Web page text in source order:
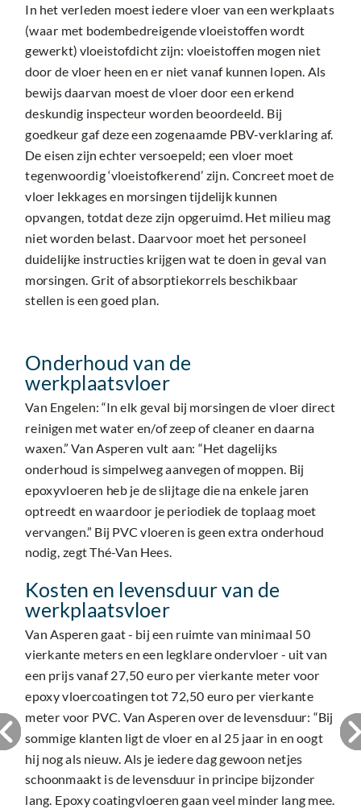
In het verleden moest iedere vloer van een werkplaats
(waar met bodembedreigende vloeistoffen wordt
gewerkt) vloeistofdicht zijn: vloeistoffen mogen niet
door de vloer heen en er niet vanaf kunnen lopen. Als
bewijs daarvan moest de vloer door een erkend
deskundig inspecteur worden beoordeeld. Bij
goedkeur gaf deze een zogenaamde PBV-verklaring af.
De eisen zijn echter versoepeld; een vloer moet
tegenwoordig ‘vloeistofkerend’ zijn. Concreet moet de
vloer lekkages en morsingen tijdelijk kunnen
opvangen, totdat deze zijn opgeruimd. Het milieu mag
niet worden belast. Daarvoor moet het personeel
duidelijke instructies krijgen wat te doen in geval van
morsingen. Grit of absorptiekorrels beschikbaar
stellen is een goed plan.
Onderhoud van de
werkplaatsvloer
Van Engelen: “In elk geval bij morsingen de vloer direct
reinigen met water en/of zeep of cleaner en daarna
waxen.” Van Asperen vult aan: “Het dagelijks
onderhoud is simpelweg aanvegen of moppen. Bij
epoxyvloeren heb je de slijtage die na enkele jaren
optreedt en waardoor je periodiek de toplaag moet
vervangen.” Bij PVC vloeren is geen extra onderhoud
nodig, zegt Thé-Van Hees.
Kosten en levensduur van de
werkplaatsvloer
Van Asperen gaat - bij een ruimte van minimaal 50
vierkante meters en een legklare ondervloer - uit van
een prijs vanaf 27,50 euro per vierkante meter voor
epoxy vloercoatingen tot 72,50 euro per vierkante
meter voor PVC. Van Asperen over de levensduur: “Bij
sommige klanten ligt de vloer en al 25 jaar in en oogt
hij nog als nieuw. Als je iedere dag gewoon netjes
schoonmaakt is de levensduur in principe bijzonder
lang. Epoxy coatingvloeren gaan veel minder lang mee.